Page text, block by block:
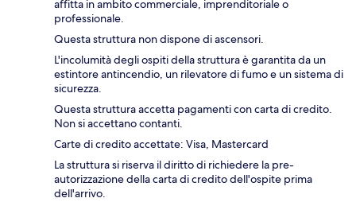
affitta in ambito commerciale, imprenditoriale o
professionale.
Questa struttura non dispone di ascensori.
L'incolumità degli ospiti della struttura è garantita da un
estintore antincendio, un rilevatore di fumo e un sistema di
sicurezza.
Questa struttura accetta pagamenti con carta di credito.
Non si accettano contanti.
Carte di credito accettate: Visa, Mastercard
La struttura si riserva il diritto di richiedere la pre-
autorizzazione della carta di credito dell'ospite prima
dell'arrivo.